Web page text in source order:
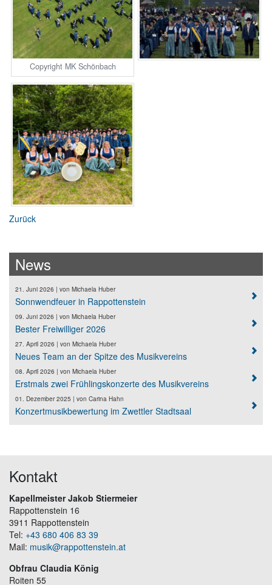
Copyright MK Schönbach
Zurück
News
21. Juni 2026 | von Michaela Huber
Sonnwendfeuer in Rappottenstein
09. Juni 2026 | von Michaela Huber
Bester Freiwilliger 2026
27. April 2026 | von Michaela Huber
Neues Team an der Spitze des Musikvereins
08. April 2026 | von Michaela Huber
Erstmals zwei Frühlingskonzerte des Musikvereins
01. Dezember 2025 | von Carina Hahn
Konzertmusikbewertung im Zwettler Stadtsaal
Kontakt
Kapellmeister Jakob Stiermeier
Rappottenstein 16
3911 Rappottenstein
Tel: +43 680 406 83 39
Mail: musik@rappottenstein.at
Obfrau Claudia König
Roiten 55